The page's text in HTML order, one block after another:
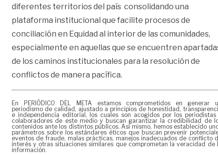
diferentes territorios del país consolidando una
plataforma institucional que facilite procesos de
conciliación en Equidad al interior de las comunidades,
especialmente en aquellas que se encuentren
de los caminos institucionales para la resolución de
conflictos de manera pacífica.
En PERIÓDICO DEL META estamos comprometidos en generar
periodismo de calidad, ajustado a principios de honestidad,
e independencia editorial, los cuales son acogidos por los periodistas
colaboradores de este medio y buscan garantizar la credibilidad de
contenidos ante los distintos públicos. Así mismo, hemos establecido
parámetros sobre los estándares éticos que buscan prevenir
eventos de fraude, malas prácticas, manejos inadecuados de conflicto
interés y otras situaciones similares que comprometan la veracidad de
información.